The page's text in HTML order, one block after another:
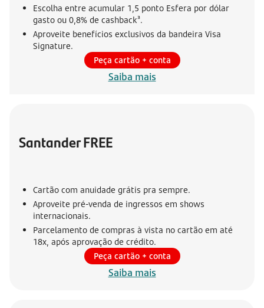
Escolha entre acumular 1,5 ponto Esfera por dólar
gasto ou 0,8% de cashback³.
Aproveite benefícios exclusivos da bandeira Visa
Signature.
Peça cartão + conta
Saiba mais
Santander FREE
Cartão com anuidade grátis pra sempre.
Aproveite pré-venda de ingressos em shows
internacionais.
Parcelamento de compras à vista no cartão em até
18x, após aprovação de crédito.
Peça cartão + conta
Saiba mais